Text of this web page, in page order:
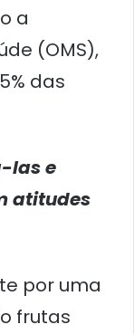
a
(OMS),
das
las e
atitudes
por uma
frutas